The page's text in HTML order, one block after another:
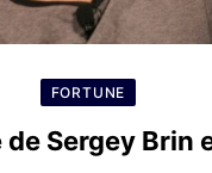
FORTUNE
Sergey Brin